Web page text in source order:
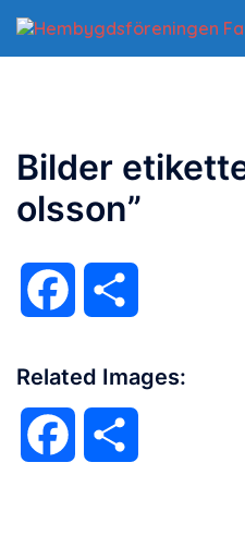
till
innehåll
Bilder
olsson”
Facebook
Related Images:
Facebook